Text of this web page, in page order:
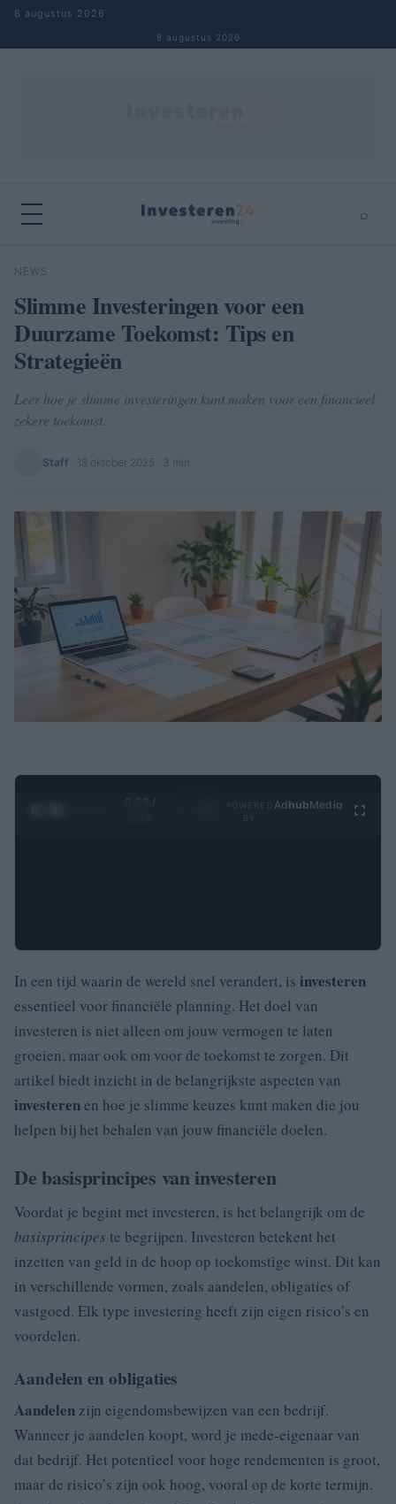
Naar inhoud springen
8 augustus 2026
8 augustus 2026
⌕
Zoeken
NEWS
Slimme Investeringen voor een
Duurzame Toekomst: Tips en
Strategieën
Leer hoe je slimme investeringen kunt maken voor een financieel
zekere toekomst.
Staff 18 oktober 2025 · 3 min
0:29 /
Ad hubMedia
In een tijd waarin de wereld snel verandert, is investeren
essentieel voor financiële planning. Het doel van
investeren is niet alleen om jouw vermogen te laten
groeien, maar ook om voor de toekomst te zorgen. Dit
artikel biedt inzicht in de belangrijkste aspecten van
investerenen hoe je slimme keuzes kunt maken die jou
helpen bij het behalen van jouw financiële doelen.
De basisprincipes van investeren
Voordat je begint met investeren, is het belangrijk om de
basisprincipes te begrijpen. Investeren betekent het
inzetten van geld in de hoop op toekomstige winst. Dit kan
in verschillende vormen, zoals aandelen, obligaties of
vastgoed. Elk type investering heeft zijn eigen risico’s en
voordelen.
Aandelen en obligaties
Aandelen zijn eigendomsbewijzen van een bedrijf.
Wanneer je aandelen koopt, word je mede-eigenaar van
dat bedrijf. Het potentieel voor hoge rendementen is groot,
maar de risico’s zijn ook hoog, vooral op de korte termijn.